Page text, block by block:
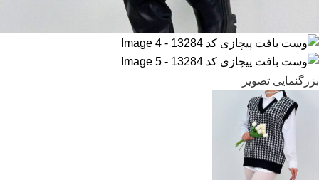
بزرگنمایی تصویر